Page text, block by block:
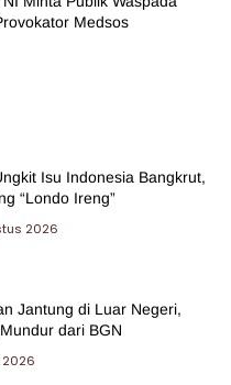
Medsos
Isu Indonesia Bangkrut,
“Londo Ireng”
2026
Jantung di Luar Negeri,
dari BGN
2026